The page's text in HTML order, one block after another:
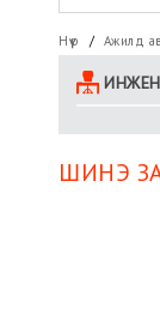
Нүүр Ажилд
ШИНЭ